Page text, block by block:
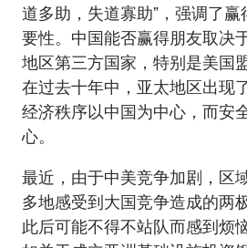
道多助，失道寡助”，强调了
要性。中国能否赢得朋友取决
地区第三方国家，特别是美国
在过去十年中，亚太地区出现
经济秩序以中国为中心，而安
心。
最近，由于中美竞争加剧，区
多地感受到大国竞争造成的两
此后可能不得不站队而感到烦